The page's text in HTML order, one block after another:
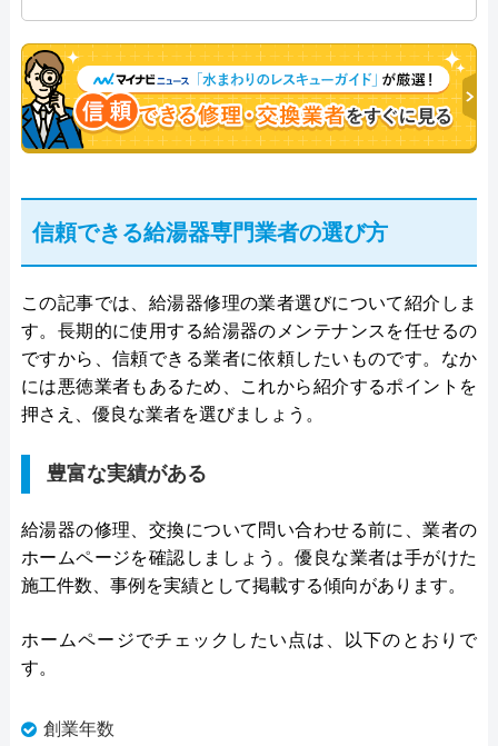
決。多くのお客様に信頼される「給湯器」のスペシ
ャリスト。
信頼できる給湯器専門業者の選び方
この記事では、給湯器修理の業者選びについて紹介しま
す。長期的に使用する給湯器のメンテナンスを任せるの
ですから、信頼できる業者に依頼したいものです。なか
には悪徳業者もあるため、これから紹介するポイントを
押さえ、優良な業者を選びましょう。
豊富な実績がある
給湯器の修理、交換について問い合わせる前に、業者の
ホームページを確認しましょう。優良な業者は手がけた
施工件数、事例を実績として掲載する傾向があります。
ホームページでチェックしたい点は、以下のとおりで
す。
創業年数